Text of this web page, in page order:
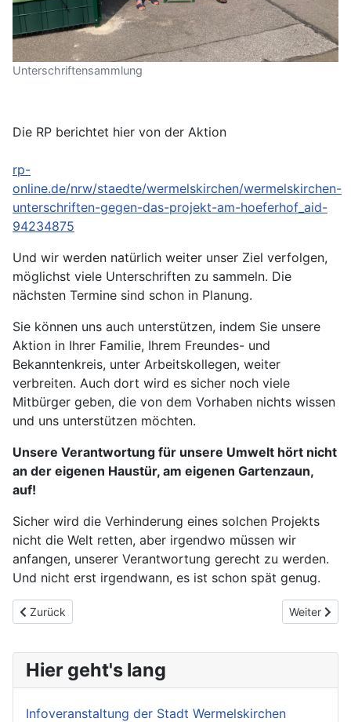
Unterschriftensammlung
Die RP berichtet hier von der Aktion
rp-
online.de/nrw/staedte/wermelskirchen/wermelskirchen-
unterschriften-gegen-das-projekt-am-hoeferhof_aid-
94234875
Und wir werden natürlich weiter unser Ziel verfolgen,
möglichst viele Unterschriften zu sammeln. Die
nächsten Termine sind schon in Planung.
Sie können uns auch unterstützen, indem Sie unsere
Aktion in Ihrer Familie, Ihrem Freundes- und
Bekanntenkreis, unter Arbeitskollegen, weiter
verbreiten. Auch dort wird es sicher noch viele
Mitbürger geben, die von dem Vorhaben nichts wissen
und uns unterstützen möchten.
Unsere Verantwortung für unsere Umwelt hört nicht
an der eigenen Haustür, am eigenen Gartenzaun,
auf!
Sicher wird die Verhinderung eines solchen Projekts
nicht die Welt retten, aber irgendwo müssen wir
anfangen, unserer Verantwortung gerecht zu werden.
Und nicht erst irgendwann, es ist schon spät genug.
Vorheriger Beitrag: Wasserstandsbericht
Zurück Nächster
Weiter
Hier geht's lang
Infoveranstaltung der Stadt Wermelskirchen